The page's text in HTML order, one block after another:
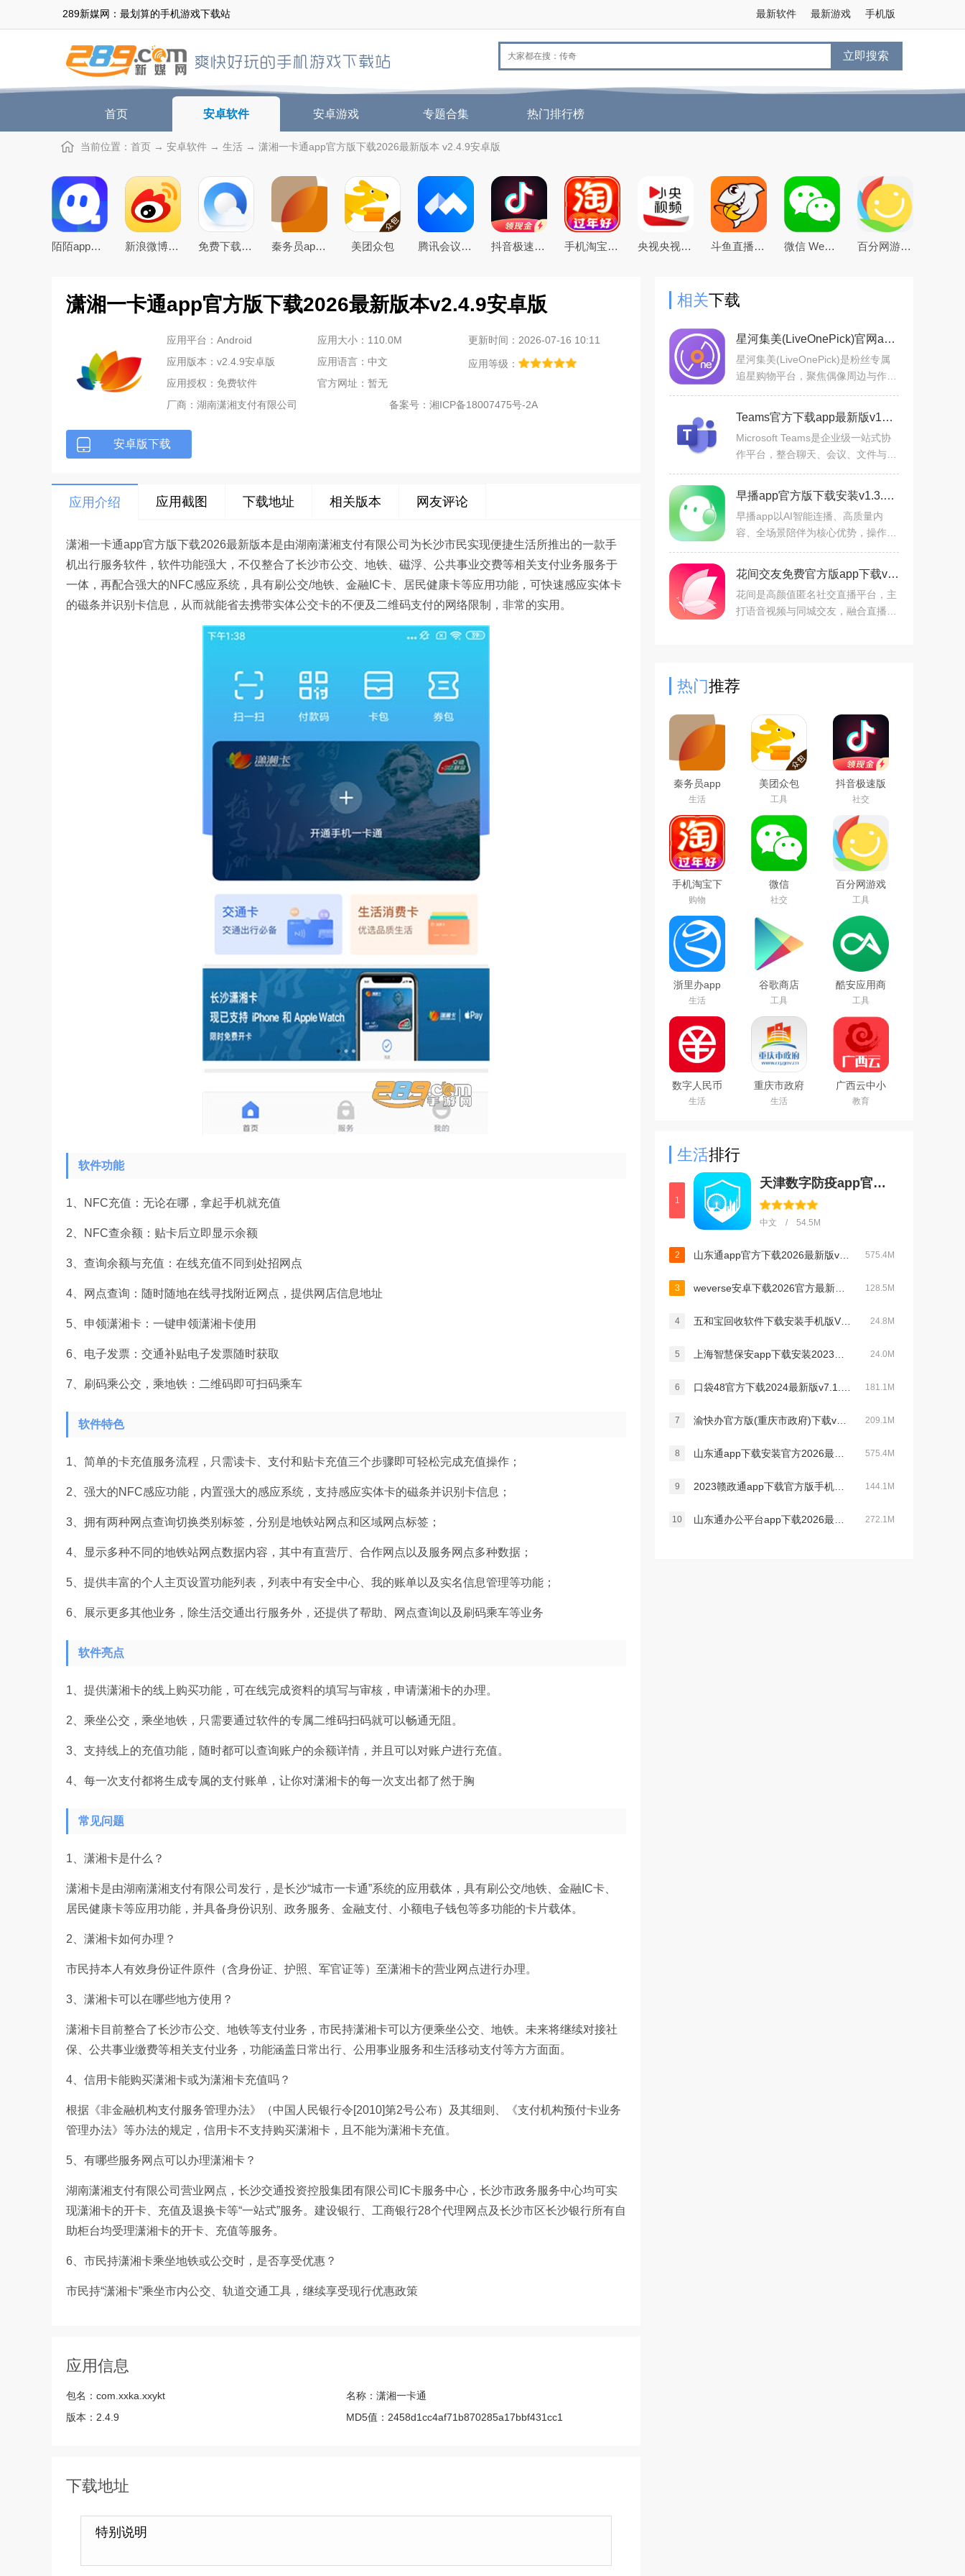
289新媒网：最划算的手机游戏下载站 手机版
最新游戏
最新软件
立即搜索
首页 安卓软件 安卓游戏 专题合集 热门排行榜
当前位置： 首页 → 安卓软件 → 生活 → 潇湘一卡通app官方版下载2026最新版本 v2.4.9安卓版
陌陌app下载2026最新官方版 新浪微博app下载2026官方最新版 免费下载2026最新版手机QQ浏览器 秦务员app下载2026最新版 美团众包 腾讯会议app下载安装2026年官方免费版 抖音极速版免费下载2026最新版 手机淘宝下载2026app最新版 央视央视频app下载2026最新版本 斗鱼直播下载2026官方版 微信 WeChat 百分网游戏盒子下载2026新版
潇湘一卡通app官方版下载2026最新版本v2.4.9安卓版
应用平台：Android 应用大小：110.0M
更新时间：2026-07-16 10:11
应用版本：v2.4.9安卓版
应用语言：中文
应用等级：
应用授权：免费软件
官方网址：暂无
厂商： 湖南潇湘支付有限公司 备案号： 湘ICP备18007475号-2A
安卓版下载
应用介绍 应用截图 下载地址 相关版本 网友评论
潇湘一卡通app官方版下载2026最新版本是由湖南潇湘支付有限公司为长沙市民实现便捷生活所推出的一款手
机出行服务软件，软件功能强大，不仅整合了长沙市公交、地铁、磁浮、公共事业交费等相关支付业务服务于
一体，再配合强大的NFC感应系统，具有刷公交/地铁、金融IC卡、居民健康卡等应用功能，可快速感应实体卡
的磁条并识别卡信息，从而就能省去携带实体公交卡的不便及二维码支付的网络限制，非常的实用。
软件功能
1、NFC充值：无论在哪，拿起手机就充值
2、NFC查余额：贴卡后立即显示余额
3、查询余额与充值：在线充值不同到处招网点
4、网点查询：随时随地在线寻找附近网点，提供网店信息地址
5、申领潇湘卡：一键申领潇湘卡使用
6、电子发票：交通补贴电子发票随时获取
7、刷码乘公交，乘地铁：二维码即可扫码乘车
软件特色
1、简单的卡充值服务流程，只需读卡、支付和贴卡充值三个步骤即可轻松完成充值操作；
2、强大的NFC感应功能，内置强大的感应系统，支持感应实体卡的磁条并识别卡信息；
3、拥有两种网点查询切换类别标签，分别是地铁站网点和区域网点标签；
4、显示多种不同的地铁站网点数据内容，其中有直营厅、合作网点以及服务网点多种数据；
5、提供丰富的个人主页设置功能列表，列表中有安全中心、我的账单以及实名信息管理等功能；
6、展示更多其他业务，除生活交通出行服务外，还提供了帮助、网点查询以及刷码乘车等业务
软件亮点
1、提供潇湘卡的线上购买功能，可在线完成资料的填写与审核，申请潇湘卡的办理。
2、乘坐公交，乘坐地铁，只需要通过软件的专属二维码扫码就可以畅通无阻。
3、支持线上的充值功能，随时都可以查询账户的余额详情，并且可以对账户进行充值。
4、每一次支付都将生成专属的支付账单，让你对潇湘卡的每一次支出都了然于胸
常见问题
1、潇湘卡是什么？
潇湘卡是由湖南潇湘支付有限公司发行，是长沙“城市一卡通”系统的应用载体，具有刷公交/地铁、金融IC卡、
居民健康卡等应用功能，并具备身份识别、政务服务、金融支付、小额电子钱包等多功能的卡片载体。
2、潇湘卡如何办理？
市民持本人有效身份证件原件（含身份证、护照、军官证等）至潇湘卡的营业网点进行办理。
3、潇湘卡可以在哪些地方使用？
潇湘卡目前整合了长沙市公交、地铁等支付业务，市民持潇湘卡可以方便乘坐公交、地铁。未来将继续对接社
保、公共事业缴费等相关支付业务，功能涵盖日常出行、公用事业服务和生活移动支付等方方面面。
4、信用卡能购买潇湘卡或为潇湘卡充值吗？
根据《非金融机构支付服务管理办法》（中国人民银行令[2010]第2号公布）及其细则、《支付机构预付卡业务
管理办法》等办法的规定，信用卡不支持购买潇湘卡，且不能为潇湘卡充值。
5、有哪些服务网点可以办理潇湘卡？
湖南潇湘支付有限公司营业网点，长沙交通投资控股集团有限公司IC卡服务中心，长沙市政务服务中心均可实
现潇湘卡的开卡、充值及退换卡等“一站式”服务。建设银行、工商银行28个代理网点及长沙市区长沙银行所有自
助柜台均受理潇湘卡的开卡、充值等服务。
6、市民持潇湘卡乘坐地铁或公交时，是否享受优惠？
市民持“潇湘卡”乘坐市内公交、轨道交通工具，继续享受现行优惠政策
应用信息
包名： com.xxka.xxykt 名称： 潇湘一卡通
版本： 2.4.9 MD5值： 2458d1cc4af71b870285a17bbf431cc1
下载地址
特别说明
相关下载
星河集美(LiveOnePick)官网app下载最新版2026v1.4.0手机版
星河集美(LiveOnePick)是粉丝专属
追星购物平台，聚焦偶像周边与作
上新。含福利款周边（低至0.01
元），无广告干扰，724小时客服
Teams官方下载app最新版v1416/1.0.0.2026033106官方版
Microsoft Teams是企业级一站式协
作平台，整合聊天、会议、文件与Of
持免账户参会、超清多端会议，多人
实时编辑Office文件。覆盖
早播app官方版下载安装v1.3.4最新版
早播app以AI智能连播、高质量内
容、全场景陪伴为核心优势，操作极
力，将每一段碎片时间转化为有价值
的听觉体验，是一款懂用户、
花间交友免费官方版app下载v19.0.60安卓版
花间是高颜值匿名社交直播平台，主
打语音视频与同城交友，融合直播、
热门推荐
秦务员app
下载2026最
新版
生活
美团众包
工具
抖音极速版
免费下载
2026最新版
社交
手机淘宝下
载2026app
最新版
购物
微信
WeChat
社交
百分网游戏
盒子下载
2026新版
工具
浙里办app
官方下载
2026手机版
生活
谷歌商店
google play
store最新版
本下载2026
官方版
工具
酷安应用商
店app下载
2026最新版
工具
数字人民币
试点版官方
app安卓版
生活
重庆市政府
渝快办app
官方版
生活
广西云中小
学空中课堂
app
教育
生活排行
1
天津数字防疫app官方版下载安装2023最新版本v1.1.10官方版
中文 / 54.5M
2 575.4M
3 128.5M
4 24.8M
5 24.0M
6 181.1M
7 209.1M
8 575.4M
9 144.1M
10 272.1M